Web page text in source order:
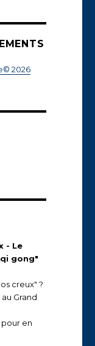
2026
- Le
gong"
creux" ?
Grand
en